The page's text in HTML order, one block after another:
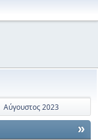
Αύγουστος 2023
»